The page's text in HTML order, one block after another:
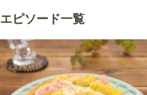
エピソード一覧